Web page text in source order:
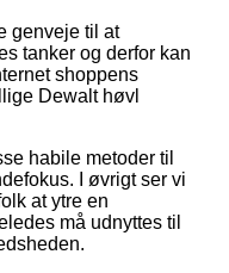
genveje til at
tanker og derfor kan
shoppens
Dewalt høvl
habile metoder til
I øvrigt ser vi
at ytre en
må udnyttes til